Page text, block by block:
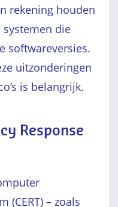
rekening houden
die
softwareversies.
uitzonderingen
is belangrijk.
Response
(CERT) – zoals